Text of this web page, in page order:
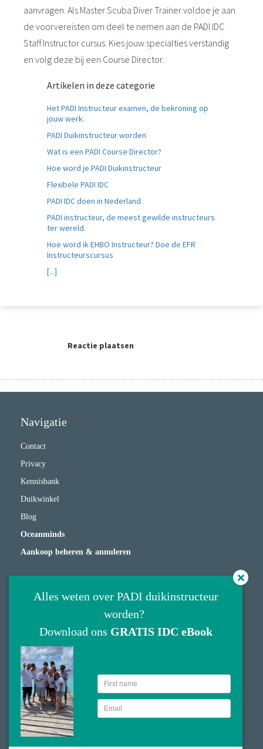
aanvragen. Als Master Scuba Diver Trainer voldoe je aan
de voorvereisten om deel te nemen aan de PADI IDC
Staff Instructor cursus. Kies jouw specialties verstandig
en volg deze bij een Course Director.
Artikelen in deze categorie
Het PADI Instructeur examen, de bekroning op
jouw werk.
PADI Duikinstructeur worden
Wat is een PADI Course Director?
Hoe word je PADI Duikinstructeur
Flexibele PADI IDC
PADI IDC doen in Nederland
PADI instructeur, de meest gewilde instructeurs
ter wereld.
Hoe word ik EHBO Instructeur? Doe de EFR
Instructeurscursus
[...]
Reactie plaatsen
Navigatie
Contact
Privacy
Kennisbank
Duikwinkel
Blog
Oceanminds
Aankoop beheren & annuleren
Lambertus Hortensiuslaan 36
1412GWNaarden
035 2085812
info@scubaconnection.nl
KvK nummer: 63035952
BTW nummer: NL855065758B01
Alles weten over PADI duikinstructeur
worden?
Download ons GRATIS IDC eBook